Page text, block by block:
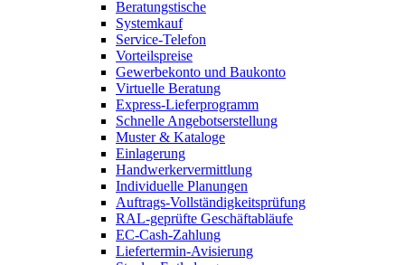
Beratungstische
Systemkauf
Service-Telefon
Vorteilspreise
Gewerbekonto und Baukonto
Virtuelle Beratung
Express-Lieferprogramm
Schnelle Angebotserstellung
Muster & Kataloge
Einlagerung
Handwerkervermittlung
Individuelle Planungen
Auftrags-Vollständigkeitsprüfung
RAL-geprüfte Geschäftabläufe
EC-Cash-Zahlung
Liefertermin-Avisierung